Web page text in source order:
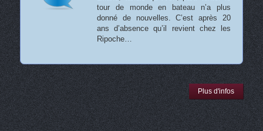
tour de monde en bateau n’a plus
donné de nouvelles. C’est après 20
ans d’absence qu’il revient chez les
Ripoche…
Plus d'infos